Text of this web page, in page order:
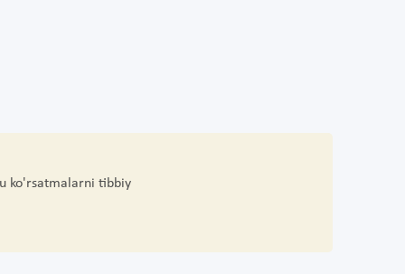
ko'rsatmalarni tibbiy